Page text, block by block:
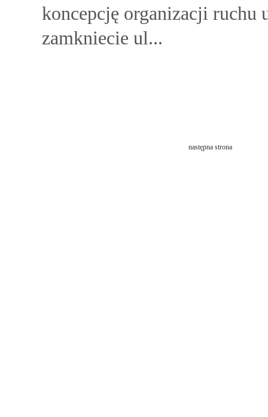
koncepcję organizacji ruchu
zamkniecie ul...
następna strona